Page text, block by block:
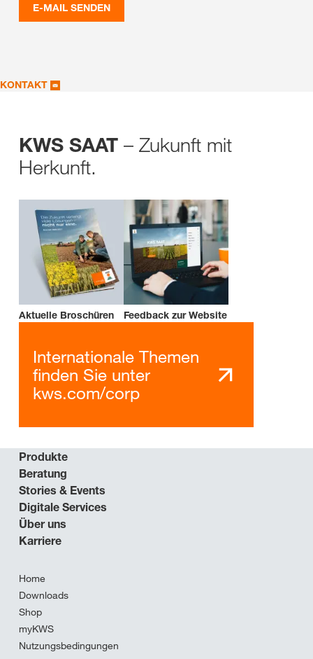
E-MAIL SENDEN
KONTAKT
KWS SAAT – Zukunft mit
Herkunft.
Aktuelle Broschüren Feedback zur Website
Internationale Themen
finden Sie unter
kws.com/corp
Produkte
Beratung
Stories & Events
Digitale Services
Über uns
Karriere
Home
Downloads
Shop
myKWS
Nutzungsbedingungen